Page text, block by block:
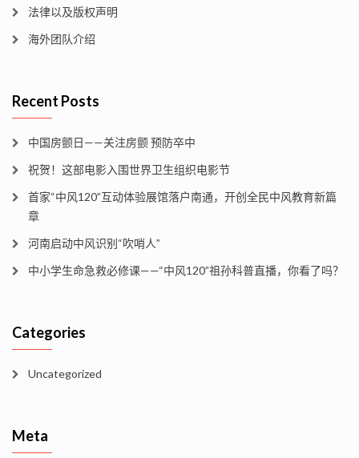
法律以及版权声明
海外团队介绍
Recent Posts
中国房颤日——关注房颤 预防卒中
祝贺！这部电影入围世界卫生组织电影节
首家“中风120”互动体验展馆落户南通，开创全民中风教育新篇
章
河南启动中风识别“吹哨人”
中小学生命急救必修课——“中风120”祖孙科普直播，你看了吗？
Categories
Uncategorized
Meta